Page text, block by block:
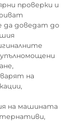
проверки и
да доведат до
упълномощени
на
на машината